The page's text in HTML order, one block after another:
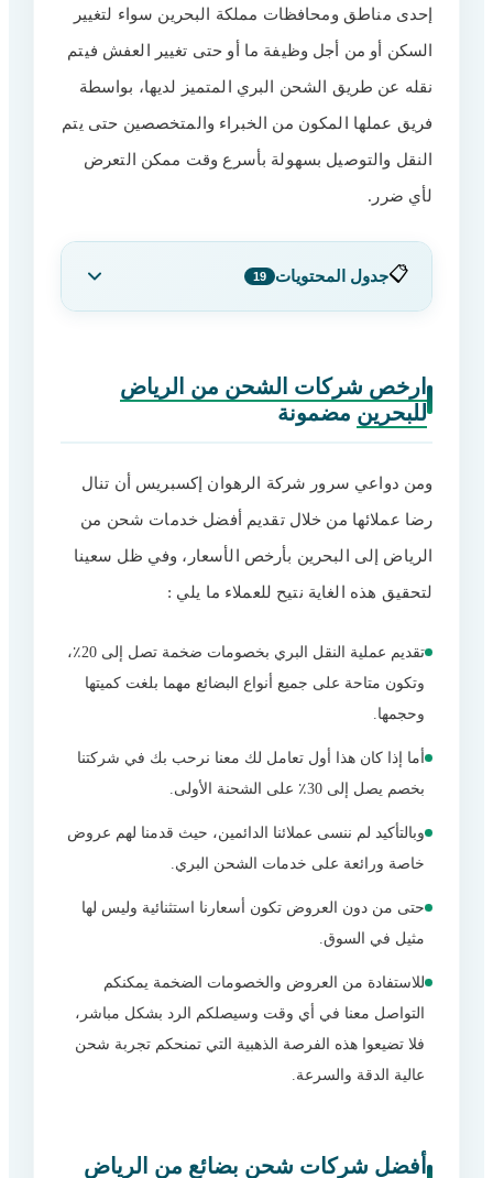
إحدى مناطق ومحافظات مملكة البحرين سواء لتغيير
السكن أو من أجل وظيفة ما أو حتى تغيير العفش فيتم
نقله عن طريق الشحن البري المتميز لديها، بواسطة
فريق عملها المكون من الخبراء والمتخصصين حتى يتم
النقل والتوصيل بسهولة بأسرع وقت ممكن التعرض
لأي ضرر.
📋جدول المحتويات 19
مضمونة
2
أفضل شركات شحن بضائع من الرياض الى
3
تسهيلات أعمال الجمارك للشحن الدولي من
مميزات شركة الرهوان إكسبريس للشحن
البري من الرياض الى البحرين
السمعة والخبرة بالخدمات المرنة
6 التقنيات المستخدمة
7 خدمة العملاء
الأسعار المتميزة
البحرين
شركة نقل عفش من الرياض إلى البحرين
12 الأمن والسلامة
انخفاض في الأسعار
15 اختلاف أحجام الشاحنات
معايير الضمان والأمان بالتوصيل والشحن
بشركة الراهون السريع
ارخص شركات الشحن من الرياض
للبحرين مضمونة
ومن دواعي سرور شركة الرهوان إكسبريس أن تنال
رضا عملائها من خلال تقديم أفضل خدمات شحن من
الرياض إلى البحرين بأرخص الأسعار، وفي ظل سعينا
لتحقيق هذه الغاية نتيح للعملاء ما يلي :
تقديم عملية النقل البري بخصومات ضخمة تصل إلى 20٪،
وتكون متاحة على جميع أنواع البضائع مهما بلغت كميتها
وحجمها.
أما إذا كان هذا أول تعامل لك معنا نرحب بك في شركتنا
بخصم يصل إلى 30٪ على الشحنة الأولى.
وبالتأكيد لم ننسى عملائنا الدائمين، حيث قدمنا لهم عروض
خاصة ورائعة على خدمات الشحن البري.
حتى من دون العروض تكون أسعارنا استثنائية وليس لها
مثيل في السوق.
للاستفادة من العروض والخصومات الضخمة يمكنكم
التواصل معنا في أي وقت وسيصلكم الرد بشكل مباشر،
فلا تضيعوا هذه الفرصة الذهبية التي تمنحكم تجربة شحن
عالية الدقة والسرعة.
أفضل شركات شحن بضائع من الرياض